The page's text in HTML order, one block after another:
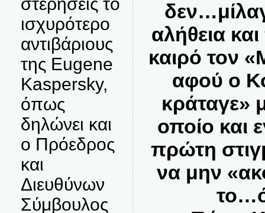
ισχυρότερο
αντιβάριους
της Eugene
Kaspersky,
όπως
δηλώνει και
ο Πρόεδρος
και
Διευθύνων
Σύμβουλος
αλήθεια
καιρό τον
αφού ο
κράταγε»
οποίο και
πρώτη
να μην